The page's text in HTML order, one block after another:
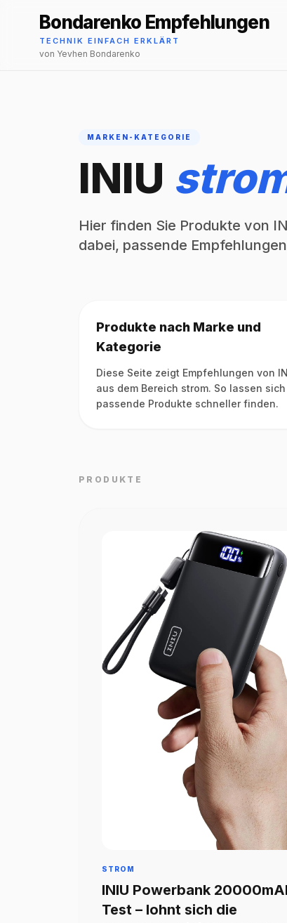
Bondarenko Empfehlungen
TECHNIK EINFACH ERKLÄRT
von Yevhen Bondarenko
MARKEN-KATEGORIE
INIU
Hier finden Sie Produkte von
dabei, passende
Produkte nach Marke und
Kategorie
Diese Seite zeigt Empfehlungen von
aus dem Bereich strom. So lassen sich
passende Produkte schneller finden.
PRODUKTE
STROM
INIU Powerbank
Test – lohnt sich die